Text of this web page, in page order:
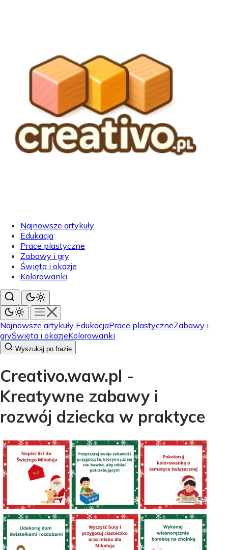
Najnowsze artykuły
Edukacja
Prace plastyczne
Zabawy i gry
Święta i okazje
Kolorowanki
Najnowsze artykuły EdukacjaPrace plastyczneZabawy i
gryŚwięta i okazjeKolorowanki
Wyszukaj po frazie
Creativo.waw.pl -
Kreatywne zabawy i
rozwój dziecka w praktyce